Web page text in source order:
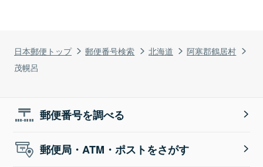
日本郵便トップ 郵便番号検索 北海道
阿寒郡鶴居村
茂幌呂
郵便番号を調べる
郵便局・ATM・ポストをさがす